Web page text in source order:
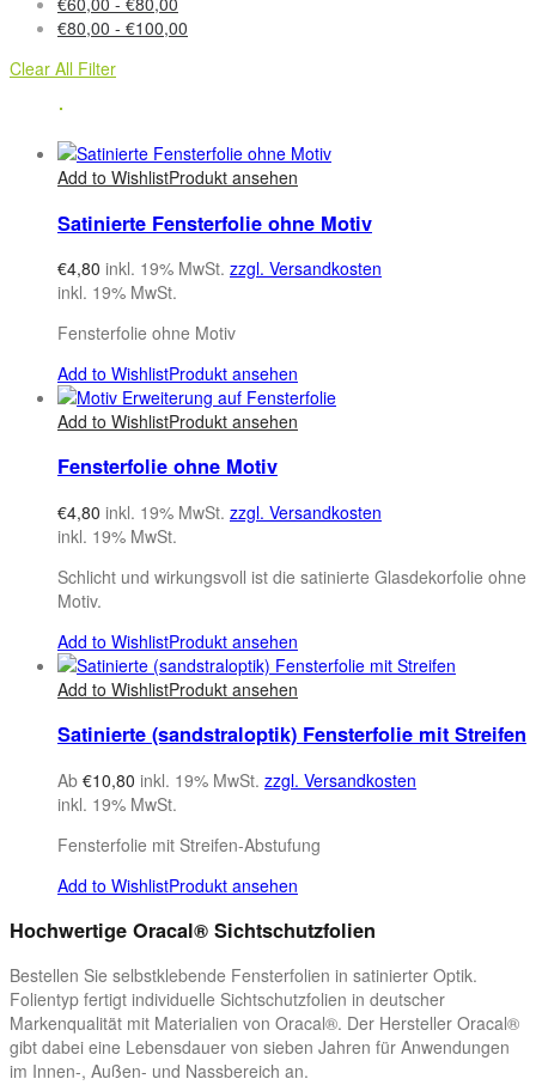
€80,00 - €100,00
Clear All Filter
Add to WishlistProdukt ansehen
Satinierte Fensterfolie ohne Motiv
€4,80 inkl. 19% MwSt. zzgl. Versandkosten
inkl. 19% MwSt.
Fensterfolie ohne Motiv
Add to WishlistProdukt ansehen
Add to WishlistProdukt ansehen
Fensterfolie ohne Motiv
€4,80 inkl. 19% MwSt. zzgl. Versandkosten
inkl. 19% MwSt.
Schlicht und wirkungsvoll ist die satinierte Glasdekorfolie ohne
Motiv.
Add to WishlistProdukt ansehen
Add to WishlistProdukt ansehen
Satinierte (sandstraloptik) Fensterfolie mit Streifen
Ab €10,80 inkl. 19% MwSt. zzgl. Versandkosten
inkl. 19% MwSt.
Fensterfolie mit Streifen-Abstufung
Add to WishlistProdukt ansehen
Hochwertige Oracal® Sichtschutzfolien
Bestellen Sie selbstklebende Fensterfolien in satinierter Optik.
Folientyp fertigt individuelle Sichtschutzfolien in deutscher
Markenqualität mit Materialien von Oracal®. Der Hersteller Oracal®
gibt dabei eine Lebensdauer von sieben Jahren für Anwendungen
im Innen-, Außen- und Nassbereich an.